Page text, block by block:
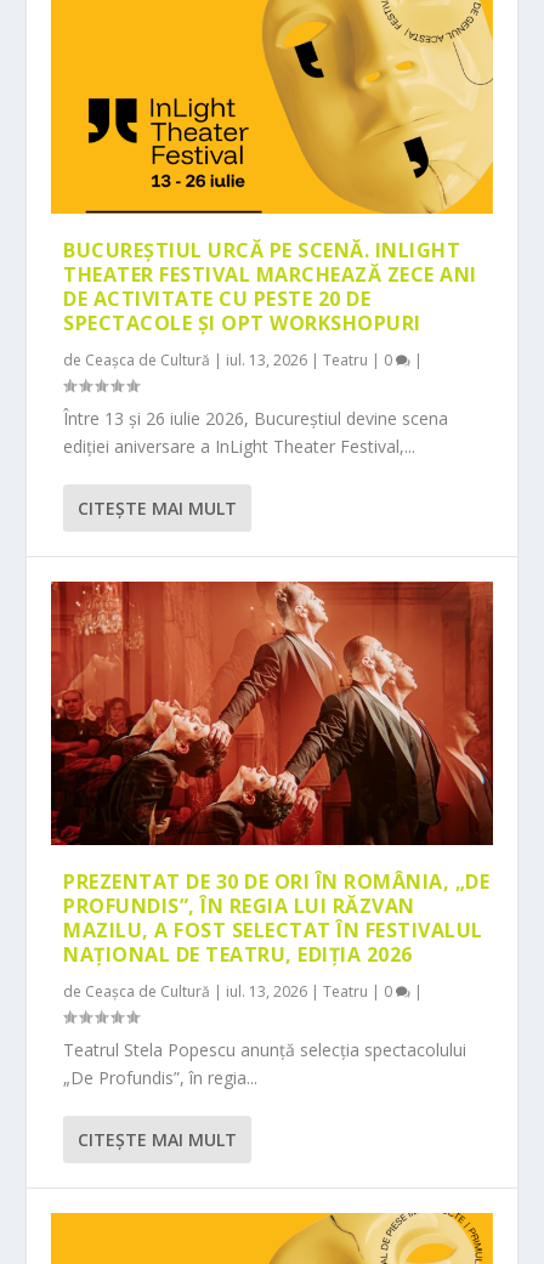
BUCUREȘTIUL URCĂ PE SCENĂ. INLIGHT
THEATER FESTIVAL MARCHEAZĂ ZECE ANI
DE ACTIVITATE CU PESTE 20 DE
SPECTACOLE ȘI OPT WORKSHOPURI
de Ceașca de Cultură | iul. 13, 2026 |Teatru | 0 |
Între 13 și 26 iulie 2026, Bucureștiul devine scena
ediției aniversare a InLight Theater Festival,...
CITEŞTE MAI MULT
PREZENTAT DE 30 DE ORI ÎN ROMÂNIA, „DE
PROFUNDIS”, ÎN REGIA LUI RĂZVAN
MAZILU, A FOST SELECTAT ÎN FESTIVALUL
NAȚIONAL DE TEATRU, EDIȚIA 2026
de Ceașca de Cultură | iul. 13, 2026 |Teatru | 0 |
Teatrul Stela Popescu anunță selecția spectacolului
„De Profundis”, în regia...
CITEŞTE MAI MULT